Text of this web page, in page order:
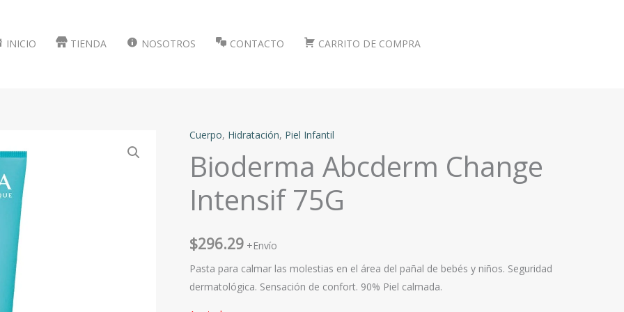
INICIO TIENDA NOSOTROS CONTACTO CARRITO DE COMPRA
Cuerpo, Hidratación, Piel Infantil
Bioderma Abcderm Change
Intensif 75G
$296.29 +Envío
Pasta para calmar las molestias en el área del pañal de bebés y niños. Seguridad
dermatológica. Sensación de confort. 90% Piel calmada.